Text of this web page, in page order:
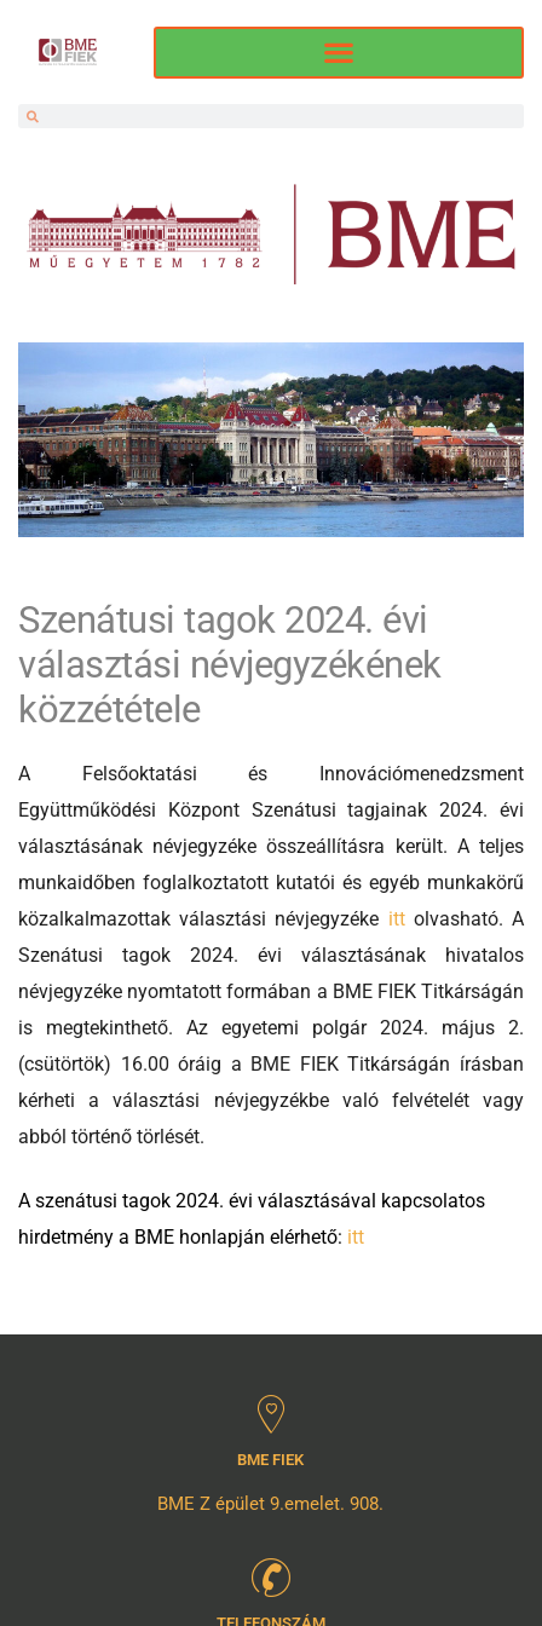
Szenátusi tagok 2024. évi
választási névjegyzékének
közzététele
A Felsőoktatási és Innovációmenedzsment
Együttműködési Központ Szenátusi tagjainak 2024. évi
választásának névjegyzéke összeállításra került. A teljes
munkaidőben foglalkoztatott kutatói és egyéb munkakörű
közalkalmazottak választási névjegyzéke ittolvasható. A
Szenátusi tagok 2024. évi választásának hivatalos
névjegyzéke nyomtatott formában a BME FIEK Titkárságán
is megtekinthető. Az egyetemi polgár 2024. május 2.
(csütörtök) 16.00 óráig a BME FIEK Titkárságán írásban
kérheti a választási névjegyzékbe való felvételét vagy
abból történő törlését.
A szenátusi tagok 2024. évi választásával kapcsolatos
hirdetmény a BME honlapján elérhető: itt
BME FIEK
BME Z épület 9.emelet. 908.